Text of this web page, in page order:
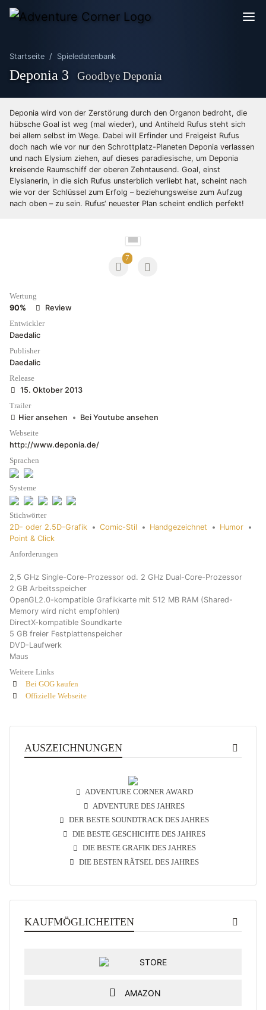
Startseite Spieledatenbank
Deponia 3 Goodbye Deponia
Deponia wird von der Zerstörung durch den Organon bedroht, die
hübsche Goal ist weg (mal wieder), und Antiheld Rufus steht sich
bei allem selbst im Wege. Dabei will Erfinder und Freigeist Rufus
doch nach wie vor nur den Schrottplatz-Planeten Deponia verlassen
und nach Elysium ziehen, auf dieses paradiesische, um Deponia
kreisende Raumschiff der oberen Zehntausend. Goal, einst
Elysianerin, in die sich Rufus unsterblich verliebt hat, scheint nach
wie vor der Schlüssel zum Erfolg – beziehungsweise zum Aufzug
nach oben – zu sein. Rufus‘ neuester Plan scheint endlich perfekt!
7
Wertung
90% Review
Entwickler
Daedalic
Publisher
Daedalic
Release
15. Oktober 2013
Trailer
Hier ansehen • Bei Youtube ansehen
Webseite
http://www.deponia.de/
Sprachen
Systeme
Stichwörter
2D- oder 2.5D-Grafik • Comic-Stil • Handgezeichnet • Humor •
Point & Click
Anforderungen
2,5 GHz Single-Core-Prozessor od. 2 GHz Dual-Core-Prozessor
2 GB Arbeitsspeicher
OpenGL2.0-kompatible Grafikkarte mit 512 MB RAM (Shared-
Memory wird nicht empfohlen)
DirectX-kompatible Soundkarte
5 GB freier Festplattenspeicher
DVD-Laufwerk
Maus
Weitere Links
Bei GOG kaufen
Offizielle Webseite
AUSZEICHNUNGEN
ADVENTURE CORNER AWARD
ADVENTURE DES JAHRES
DER BESTE SOUNDTRACK DES JAHRES
DIE BESTE GESCHICHTE DES JAHRES
DIE BESTE GRAFIK DES JAHRES
DIE BESTEN RÄTSEL DES JAHRES
KAUFMÖGLICHEITEN
STORE
AMAZON